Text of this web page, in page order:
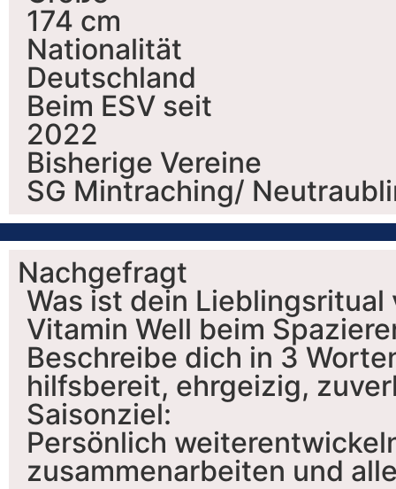
174 cm
Nationalität
Deutschland
Beim ESV seit
2022
Bisherige Vereine
SG Mintraching/
Nachgefragt
Was ist dein Lieblingsritual
Vitamin Well beim
Beschreibe dich in 3
hilfsbereit, ehrgeizig,
Saisonziel:
Persönlich
zusammenarbeiten und